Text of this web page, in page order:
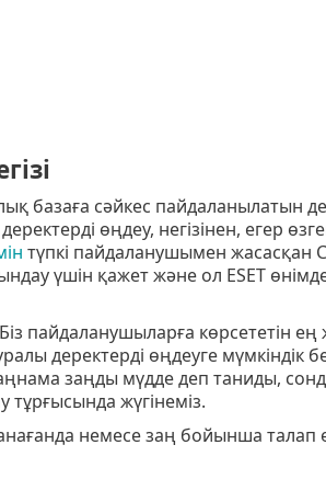
базаға сәйкес пайдаланылатын
өңдеу, негізінен, егер
түпкі пайдаланушымен жасасқан
үшін қажет және ол ESET
пайдаланушыларға көрсететін ең
деректерді өңдеуге мүмкіндік
заңды мүдде деп таниды,
жүгінеміз.
немесе заң бойынша талап